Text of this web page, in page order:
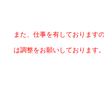
また、仕事を有しております
は調整をお願いしております。